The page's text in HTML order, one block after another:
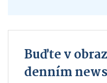
Buďte v
denním